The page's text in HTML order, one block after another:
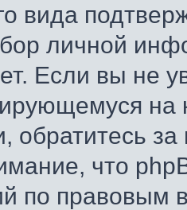
вида
личной
Если вы не
обратитесь
что
по правовым